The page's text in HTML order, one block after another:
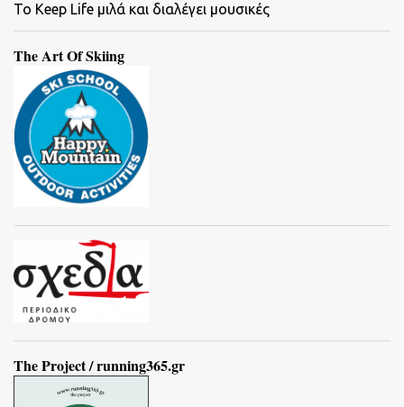
To Keep Life μιλά και διαλέγει μουσικές
The Art Of Skiing
The Project / running365.gr